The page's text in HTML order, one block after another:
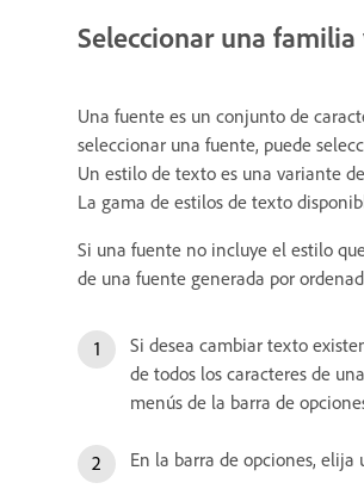
Seleccionar una
Una fuente es un conjunto de
seleccionar una fuente, puede
Un estilo de texto es una variante
La gama de estilos de texto
Si una fuente no incluye el estilo
de una fuente generada por
Si desea cambiar texto
de todos los caracteres de
menús de la barra de
En la barra de opciones,